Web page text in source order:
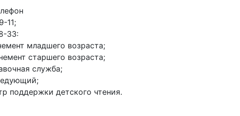
11;
33:
младшего возраста;
старшего возраста;
служба;
поддержки детского чтения.